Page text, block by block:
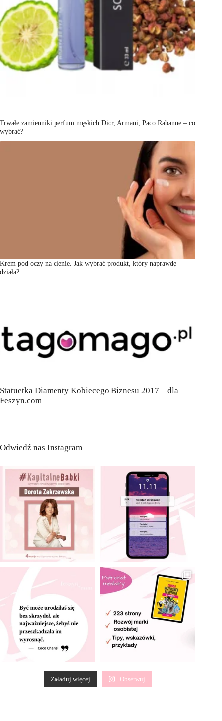
Trwałe zamienniki perfum męskich Dior, Armani, Paco Rabanne – co
wybrać?
Krem pod oczy na cienie. Jak wybrać produkt, który naprawdę
działa?
Statuetka Diamenty Kobiecego Biznesu 2017 – dla
Feszyn.com
Odwiedź nas Instagram
Załaduj więcej Obserwuj